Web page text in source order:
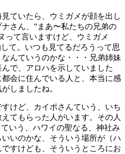
見ていたら、ウミガメが顔を出し
さん、”まあ〜私たちの兄弟の
って言いますけど、ウミガメ
て。いつも見てるだろうって思
んていうのかな・・・兄弟姉妹
で、アロハを示していました
会に住んでいる人と、本当に感
しましたね。
けど、カイポさんていう、いち
てもらった人がいます。その人
いう、ハワイの聖なる、神社み
いのかな、そういう場所が（ハ
すけども、そういうところにお